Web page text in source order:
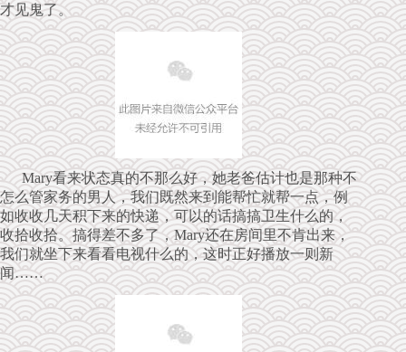
才见鬼了。
Mary看来状态真的不那么好，她老爸估计也是那种不
怎么管家务的男人，我们既然来到能帮忙就帮一点，例
如收收几天积下来的快递，可以的话搞搞卫生什么的，
收拾收拾。搞得差不多了，Mary还在房间里不肯出来，
我们就坐下来看看电视什么的，这时正好播放一则新
闻……